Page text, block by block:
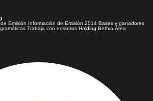
Emisión Información de Emisión 2014 Bases y ganadores
Trabaja con nosotros Holding Bethia Área